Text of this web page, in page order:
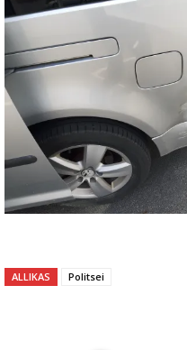
ALLIKAS Politsei